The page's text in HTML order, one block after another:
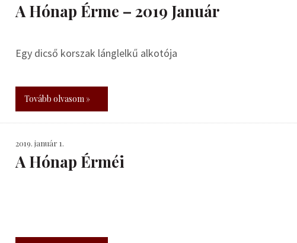
A Hónap Érme – 2019 Január
Egy dicső korszak lánglelkű alkotója
Tovább olvasom »
2019. január 1.
A Hónap Érméi